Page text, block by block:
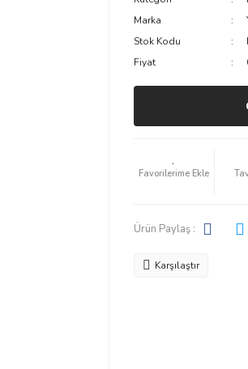
Marka
Stok Kodu
Fiyat
Ürün Paylaş :
Karşılaştır